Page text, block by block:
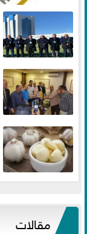
مقالات